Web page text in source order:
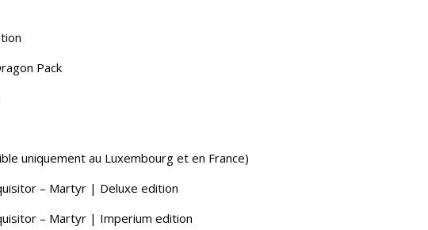
Pack
uniquement au Luxembourg et en France)
– Martyr | Deluxe edition
– Martyr | Imperium edition